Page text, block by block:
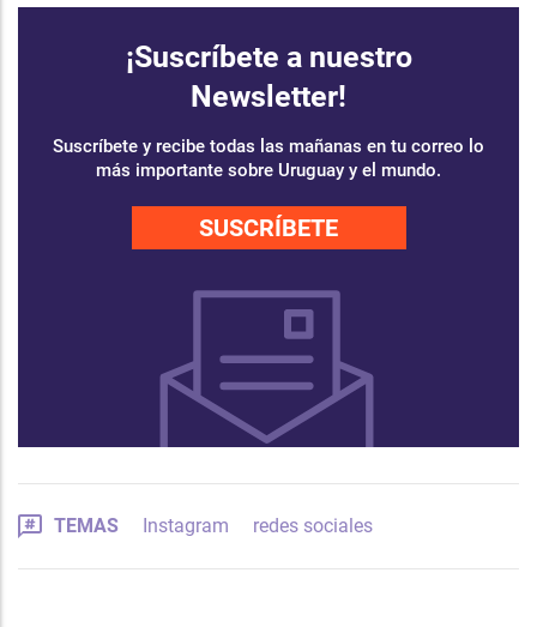
¡Suscríbete a nuestro
Newsletter!
Suscríbete y recibe todas las mañanas en tu correo lo
más importante sobre Uruguay y el mundo.
SUSCRÍBETE
TEMAS Instagram redes sociales